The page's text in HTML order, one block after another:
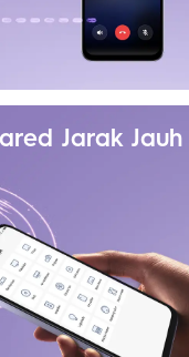
Jarak Jauh